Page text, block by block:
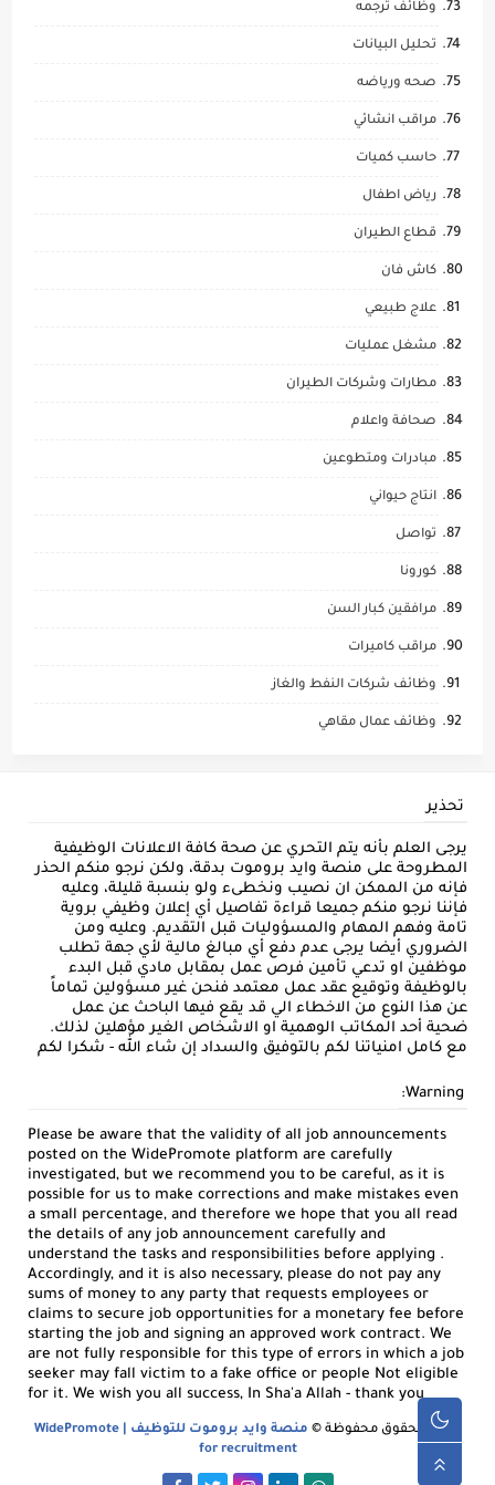
وظائف ترجمه
تحليل البيانات
صحه ورياضه
مراقب انشائي
حاسب كميات
رياض اطفال
قطاع الطيران
كاش فان
علاج طبيعي
مشغل عمليات
مطارات وشركات الطيران
صحافة واعلام
مبادرات ومتطوعين
انتاج حيواني
تواصل
كورونا
مرافقين كبار السن
مراقب كاميرات
وظائف شركات النفط والغاز
وظائف عمال مقاهي
تحذير
يرجى العلم بأنه يتم التحري عن صحة كافة الاعلانات الوظيفية
المطروحة على منصة وايد بروموت بدقة، ولكن نرجو منكم الحذر
فإنه من الممكن ان نصيب ونخطىء ولو بنسبة قليلة، وعليه
فإننا نرجو منكم جميعا قراءة تفاصيل أي إعلان وظيفي بروية
تامة وفهم المهام والمسؤوليات قبل التقديم. وعليه ومن
الضروري أيضا يرجى عدم دفع أي مبالغ مالية لأي جهة تطلب
موظفين او تدعي تأمين فرص عمل بمقابل مادي قبل البدء
بالوظيفة وتوقيع عقد عمل معتمد فنحن غير مسؤولين تماماً
عن هذا النوع من الاخطاء الي قد يقع فيها الباحث عن عمل
ضحية أحد المكاتب الوهمية او الاشخاص الغير مؤهلين لذلك.
مع كامل امنياتنا لكم بالتوفيق والسداد إن شاء الله - شكرا لكم
Warning:
Please be aware that the validity of all job announcements
posted on the WidePromote platform are carefully
investigated, but we recommend you to be careful, as it is
possible for us to make corrections and make mistakes even
a small percentage, and therefore we hope that you all read
the details of any job announcement carefully and
understand the tasks and responsibilities before applying .
Accordingly, and it is also necessary, please do not pay any
sums of money to any party that requests employees or
claims to secure job opportunities for a monetary fee before
starting the job and signing an approved work contract. We
are not fully responsible for this type of errors in which a job
seeker may fall victim to a fake office or people Not eligible
for it. We wish you all success, In Sha'a Allah - thank you
جميع الحقوق محفوظة ©
منصة وايد بروموت للتوظيف | WidePromote
for recruitment